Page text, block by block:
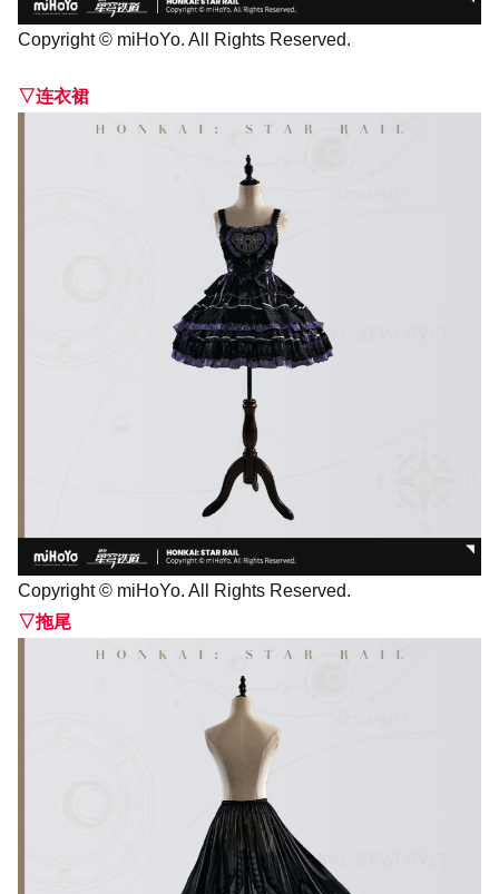
Copyright © miHoYo. All Rights Reserved.
▽连衣裙
Copyright © miHoYo. All Rights Reserved.
▽拖尾